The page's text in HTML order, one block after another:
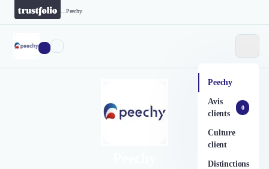
Peechy
Peechy
Avis
clients
0
Culture
client
Distinctions